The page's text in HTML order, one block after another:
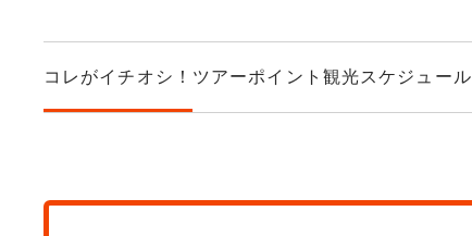
コレがイチオシ！ ツアーポイント 観光スケジュール